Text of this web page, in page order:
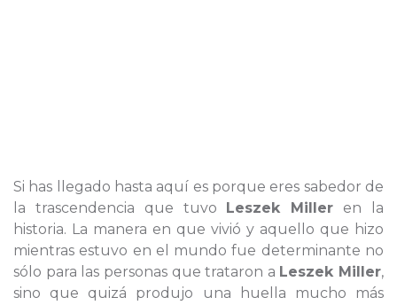
Si has llegado hasta aquí es porque eres sabedor de
la trascendencia que tuvo Leszek Miller en la
historia. La manera en que vivió y aquello que hizo
mientras estuvo en el mundo fue determinante no
sólo para las personas que trataron a Leszek Miller,
sino que quizá produjo una huella mucho más